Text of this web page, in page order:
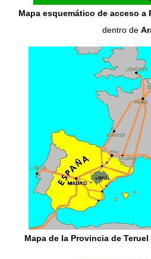
Mapa esquemático de acceso a
dentro de
Mapa de la Provincia de Teruel